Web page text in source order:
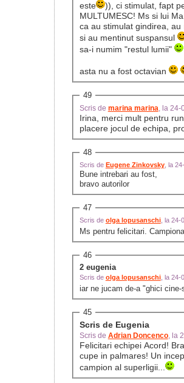
este
)), ci stimulat, fapt
MULTUMESC! Ms si lui
ca au stimulat gindirea,
si au mentinut suspansul
sa-i numim "restul lumii"
asta nu a fost octavian
49
Scris de marina marina , la
Irina, merci mult pentru
placere jocul de echipa,
48
Scris de Eugene Zinkovsky, la
Bune intrebari au fost,
bravo autorilor
47
Scris de olga lopusanschi, la 24-
Ms pentru felicitari.
46
2 eugenia
Scris de olga lopusanschi, la 24-
iar ne jucam de-a "ghici
45
Scris de Eugenia
Scris de Adrian Doncenco, la
Felicitari echipei Acord!
cupe in palmares! Un
campion al superligii...